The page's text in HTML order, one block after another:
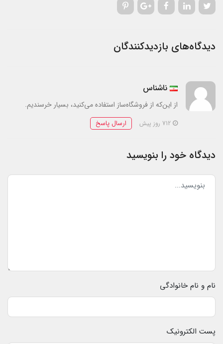
دیدگاه‌های بازدیدکنندگان
ناشناس
از این‌که از فروشگاه‌ساز استفاده می‌کنید، بسیار خرسندیم.
ارسال پاسخ
دیدگاه خود را بنویسید
نام و نام خانوادگی
پست الکترونیک